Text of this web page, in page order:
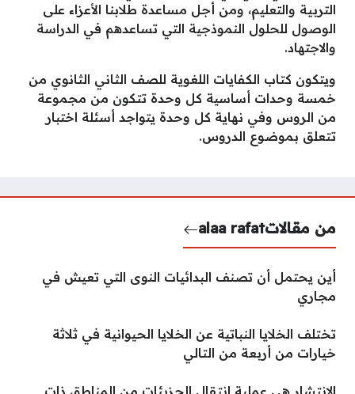
التربية والتعليم، ومن أجل مساعدة طلابنا الأعزاء على
الوصول للحلول النموذجية التي تساعدهم في الدراسة
والاجتهاد.
ويتكون كتاب الكفايات اللغوية للصف الثاني الثانوي من
خمسة وحدات أساسية كل وحدة تتكون من مجموعة
من الروس وفي نهاية كل وحدة يتواجد أسئلة اختبار
تتعلق بموضوع الدروس.
من مقالاتalaa rafat
أين يحتمل أن تصنف البدائيات النوى التي تعيش في
مجاري
تختلف الخلايا النباتية عن الخلايا الحيوانية في ثلاثة
خيارات من أربعة من التالي
الانتشار هي عملية انتقال الجزيئات من المناطق ذات